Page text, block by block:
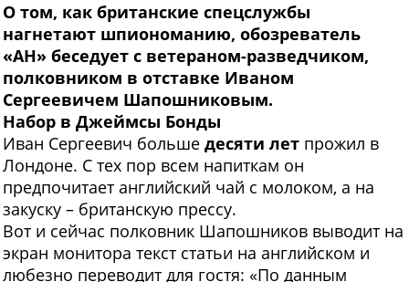
О том, как британские спецслужбы
нагнетают шпиономанию, обозреватель
«АН» беседует с ветераном-разведчиком,
полковником в отставке Иваном
Сергеевичем Шапошниковым.
Набор в Джеймсы Бонды
Иван Сергеевич больше десяти лет прожил в
Лондоне. С тех пор всем напиткам он
предпочитает английский чай с молоком, а на
закуску – британскую прессу.
Вот и сейчас полковник Шапошников выводит на
экран монитора текст статьи на английском и
любезно переводит для гостя: «По данным